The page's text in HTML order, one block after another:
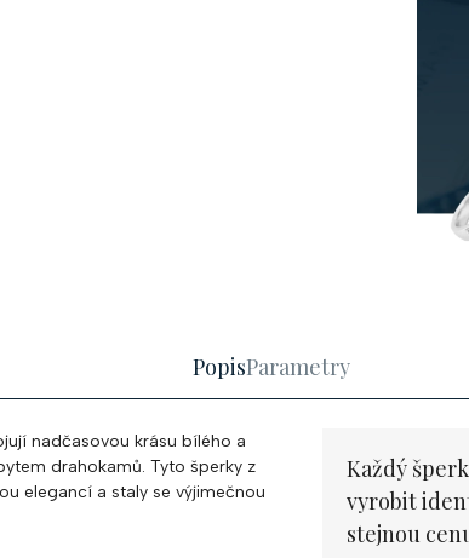
PopisParametry
nadčasovou krásu bílého a
drahokamů. Tyto šperky z
elegancí a staly se výjimečnou
Každý
vyrobit
stejnou